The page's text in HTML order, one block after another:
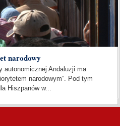
narodowy
autonomicznej Andaluzji ma
narodowym”. Pod tym
Hiszpanów w...